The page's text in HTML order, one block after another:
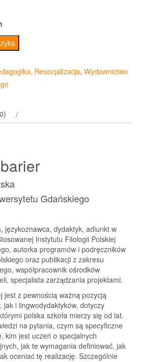
Resocjalizacja, Wydawnictwo
Gdańskiego
językoznawca, dydaktyk, adiunkt w
Instytutu Filologii Polskiej
autorka programów i podręczników
oraz publikacji z zakresu
współpracownik ośrodków
specjalista zarządzania projektami.
jest z pewnością ważną pozycją
jak i lingwodydaktyków, dotyczy
polska szkoła mierzy się od lat.
na pytania, czym są specyficzne
kim jest uczeń o specjalnych
jak te wymagania definiować, jak
oceniać tę realizację. Szczególnie